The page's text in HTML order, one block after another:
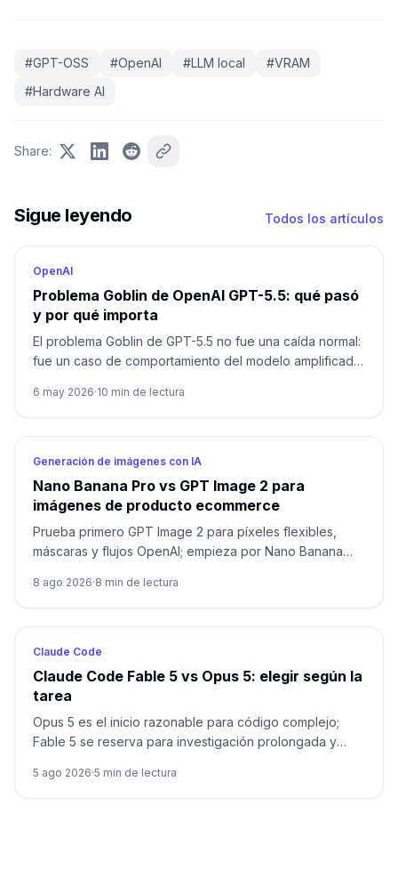
#GPT-OSS #OpenAI #LLM local #VRAM
#Hardware AI
Share:
Sigue leyendo Todos los artículos
OpenAI
Problema Goblin de OpenAI GPT-5.5: qué pasó
y por qué importa
El problema Goblin de GPT-5.5 no fue una caída normal:
fue un caso de comportamiento del modelo amplificado
personalidad.
6 may 2026·10 min de lectura
Generación de imágenes con IA
Nano Banana Pro vs GPT Image 2 para
imágenes de producto ecommerce
Prueba primero GPT Image 2 para píxeles flexibles,
máscaras y flujos OpenAI; empieza por Nano Banana
Compara ambos cuando el envase, el texto localizado o
8 ago 2026·8 min de lectura
Claude Code
Claude Code Fable 5 vs Opus 5: elegir según la
tarea
Opus 5 es el inicio razonable para código complejo;
Fable 5 se reserva para investigación prolongada y
5 ago 2026·5 min de lectura